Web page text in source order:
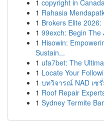
1 copyright in
1 Rahasia
1 Brokers Elite
1 99exch: Begin The
1 Hisowin:
Sustain...
1 ufa7bet: The
1 Locate Your
1 บทวิจารณ์ NAD เซ
1 Roof Repair
1 Sydney Termite